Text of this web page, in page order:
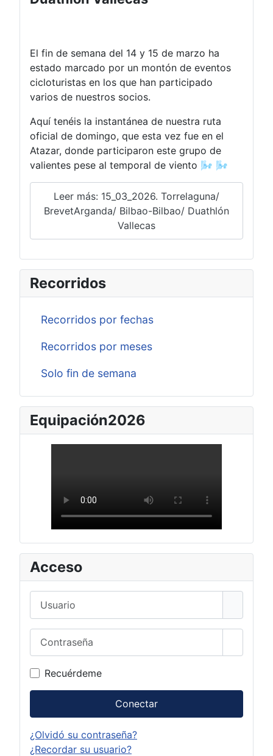
El fin de semana del 14 y 15 de marzo ha
estado marcado por un montón de eventos
cicloturistas en los que han participado
varios de nuestros socios.
Aquí tenéis la instantánea de nuestra ruta
oficial de domingo, que esta vez fue en el
Atazar, donde participaron este grupo de
valientes pese al temporal de viento 🌬️ 🌬️
Leer más: 15_03_2026. Torrelaguna/
BrevetArganda/ Bilbao-Bilbao/ Duathlón
Vallecas
Recorridos
Recorridos por fechas
Recorridos por meses
Solo fin de semana
Equipación2026
Acceso
Recuérdeme
Conectar
¿Olvidó su contraseña?
¿Recordar su usuario?